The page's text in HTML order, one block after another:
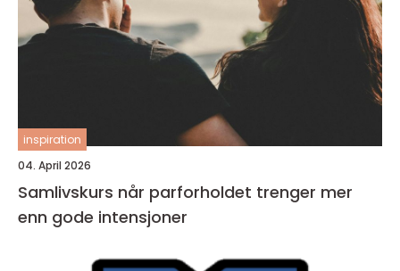
inspiration
04. April 2026
Samlivskurs når parforholdet trenger mer
enn gode intensjoner